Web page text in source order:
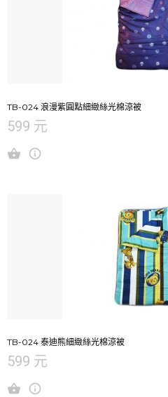
TB-024 浪漫紫圓點細緻絲光棉涼被
599 元
TB-024 泰迪熊細緻絲光棉涼被
599 元